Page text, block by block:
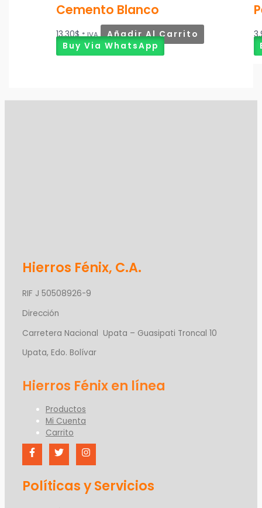
Cemento Blanco
13,30$ * IVA
Añadir Al Carrito
Buy Via WhatsApp
Hierros Fénix, C.A.
RIF J 50508926-9
Dirección
Carretera Nacional Upata – Guasipati Troncal 10
Upata, Edo. Bolívar
Productos
Mi Cuenta
Carrito
Políticas y Servicios